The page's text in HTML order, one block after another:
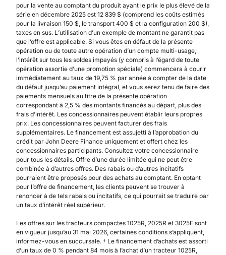
pour la vente au comptant du produit ayant le prix le plus élevé de la
série en décembre 2025 est 12 839 $ (comprend les coûts estimés
pour la livraison 150 $, le transport 400 $ et la configuration 200 $),
taxes en sus. L’utilisation d’un exemple de montant ne garantit pas
que l’offre est applicable. Si vous êtes en défaut de la présente
opération ou de toute autre opération d’un compte multi-usage,
l’intérêt sur tous les soldes impayés (y compris à l’égard de toute
opération assortie d’une promotion spéciale) commencera à courir
immédiatement au taux de 19,75 % par année à compter de la date
du défaut jusqu’au paiement intégral, et vous serez tenu de faire des
paiements mensuels au titre de la présente opération
correspondant à 2,5 % des montants financés au départ, plus des
frais d’intérêt. Les concessionnaires peuvent établir leurs propres
prix. Les concessionnaires peuvent facturer des frais
supplémentaires. Le financement est assujetti à l’approbation du
crédit par John Deere Finance uniquement et offert chez les
concessionnaires participants. Consultez votre concessionnaire
pour tous les détails. Offre d’une durée limitée qui ne peut être
combinée à d’autres offres. Des rabais ou d’autres incitatifs
pourraient être proposés pour des achats au comptant. En optant
pour l’offre de financement, les clients peuvent se trouver à
renoncer à de tels rabais ou incitatifs, ce qui pourrait se traduire par
un taux d’intérêt réel supérieur.
Les offres sur les tracteurs compactes 1025R, 2025R et 3025E sont
en vigueur jusqu’au 31 mai 2026, certaines conditions s’appliquent,
informez-vous en succursale. † Le financement d’achats est assorti
d’un taux de 0 % pendant 84 mois à l’achat d’un tracteur 1025R,